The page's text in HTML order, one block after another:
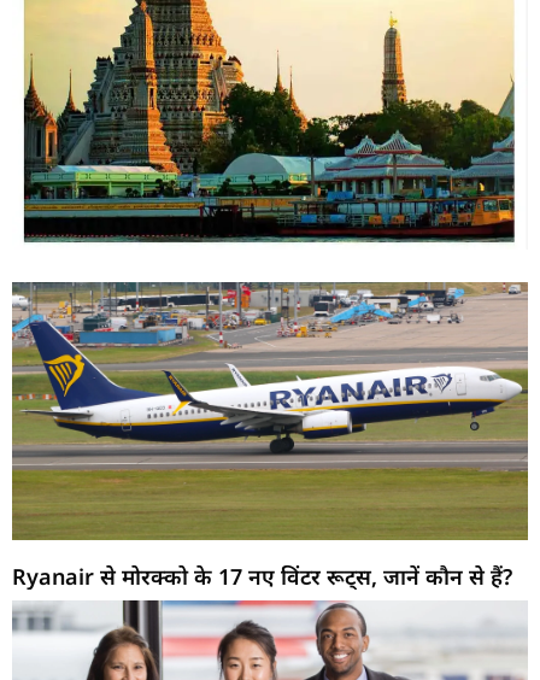
Ryanair से मोरक्को के 17 नए विंटर रूट्स, जानें कौन से हैं?